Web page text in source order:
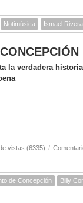
Notimúsica Ismael Rivera
la verdadera
vistas (6335) /
de Concepción Billy